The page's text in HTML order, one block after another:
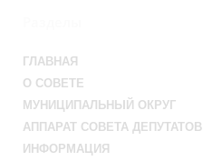
ГЛАВНАЯ
О СОВЕТЕ
МУНИЦИПАЛЬНЫЙ ОКРУГ
АППАРАТ СОВЕТА ДЕПУТАТОВ
ИНФОРМАЦИЯ